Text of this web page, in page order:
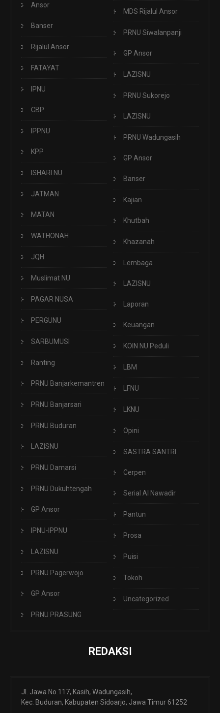
Ansor
Banser
Rijalul Ansor
FATAYAT
IPNU
CBP
IPPNU
KPP
ISHARI NU
JATMAN
MATAN
WATHONAH
JQH
Muslimat NU
PAGAR NUSA
PERGUNU
SARBUMUSI
Ranting
PRNU Banjarkemantren
PRNU Banjarsari
PRNU Buduran
LAZISNU
PRNU Damarsi
PRNU Dukuhtengah
GP Ansor
IPNU-IPPNU
LAZISNU
PRNU Pagerwojo
GP Ansor
PRNU PRASUNG
MDS Rijalul Ansor
PRNU Siwalanpanji
GP Ansor
LAZISNU
PRNU Sukorejo
LAZISNU
PRNU Wadungasih
GP Ansor
Banser
Kajian
Khutbah
Khazanah
Lembaga
LAZISNU
Laporan
Keuangan
KOIN NU Peduli
LBM
LFNU
LKNU
Opini
SASTRA SANTRI
Cerpen
Serial Al Nawadir
Pantun
Prosa
Puisi
Tokoh
Uncategorized
REDAKSI
Jl. Jawa No.117, Kasih, Wadungasih,
Kec. Buduran, Kabupaten Sidoarjo, Jawa Timur 61252